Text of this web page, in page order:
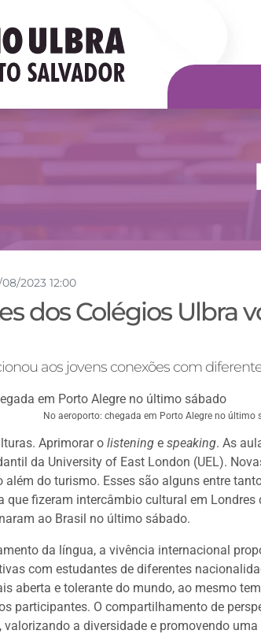
2023 12:00
dos Colégios Ulbra
aos jovens conexões com
No aeroporto: chegada em Porto Alegre no
Aprimorar o listening e speaking. As
da University of East London (UEL).
do turismo. Esses são alguns entre
que fizeram intercâmbio cultural em
ao Brasil no último sábado.
da língua, a vivência internacional
com estudantes de diferentes
aberta e tolerante do mundo, ao mesmo
participantes. O compartilhamento de
valorizando a diversidade e promovendo